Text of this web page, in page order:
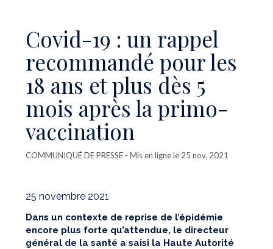
Covid-19 : un rappel
recommandé pour les
18 ans et plus dès 5
mois après la primo-
vaccination
COMMUNIQUÉ DE PRESSE - Mis en ligne le 25 nov. 2021
25 novembre 2021
Dans un contexte de reprise de l’épidémie
encore plus forte qu’attendue, le directeur
général de la santé a saisi la Haute Autorité